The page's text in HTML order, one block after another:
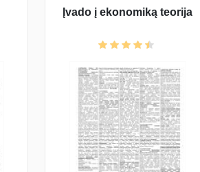
Įvado į ekonomiką teorija